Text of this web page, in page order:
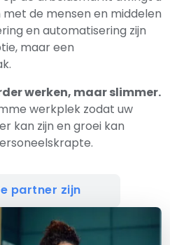
de mensen en middelen
en automatisering zijn
maar een
werken, maar slimmer.
werkplek zodat uw
kan zijn en groei kan
partner zijn